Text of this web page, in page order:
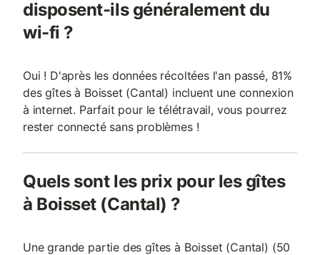
disposent-ils généralement du
wi-fi ?
Oui ! D'après les données récoltées l'an passé, 81%
des gîtes à Boisset (Cantal) incluent une connexion
à internet. Parfait pour le télétravail, vous pourrez
rester connecté sans problèmes !
Quels sont les prix pour les gîtes
à Boisset (Cantal) ?
Une grande partie des gîtes à Boisset (Cantal) (50